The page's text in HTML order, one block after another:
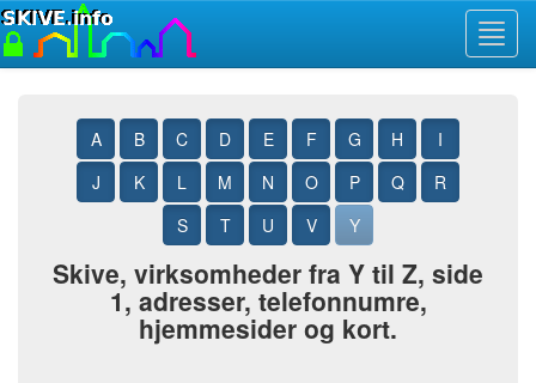
A B C D E F G H
I
J
K L M N O P Q
R
S
T U V Y
Skive, virksomheder fra Y til Z, side
1, adresser, telefonnumre,
hjemmesider og kort.